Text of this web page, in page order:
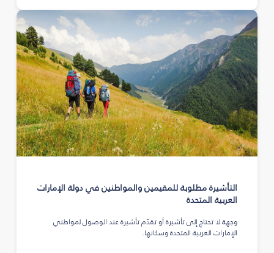
التأشيرة مطلوبة للمقيمين والمواطنين في دولة الإمارات
العربية المتحدة
وجهة لا تحتاج إلى تأشيرة أو تقدّم تأشيرة عند الوصول لمواطني
الإمارات العربية المتحدة وسكانها.